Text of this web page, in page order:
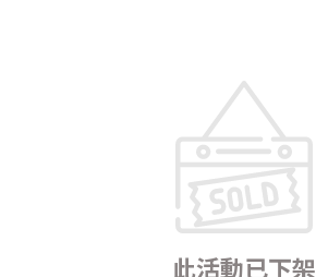
此活動已下架